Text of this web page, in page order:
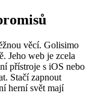
věcí. Golisimo
Jeho web je zcela
přístroje s iOS nebo
Stačí zapnout
herní svět mají